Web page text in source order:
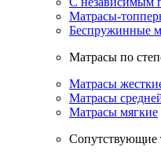
Матрасы-
Беспружинные
Матрасы по
Матрасы
Матрасы
Матрасы мягкие
Сопутствующие